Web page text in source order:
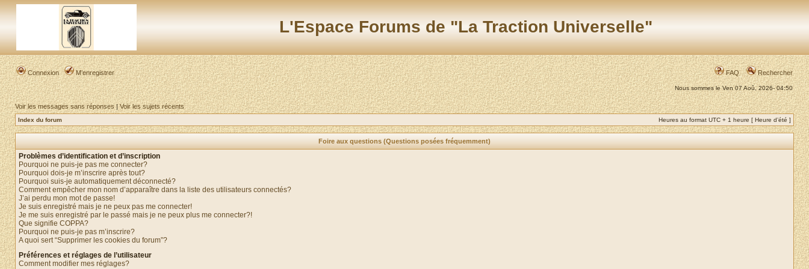
L'Espace Forums de "La Traction Universelle"
Connexion M’enregistrer FAQ Rechercher
Nous sommes le Ven 07 Aoû, 2026- 04:50
Voir les messages sans réponses|Voir les sujets récents
Index du forum Heures au format UTC + 1 heure [ Heure d’été ]
Foire aux questions (Questions posées fréquemment)
Problèmes d’identification et d’inscription
Pourquoi ne puis-je pas me connecter?
Pourquoi dois-je m’inscrire après tout?
Pourquoi suis-je automatiquement déconnecté?
Comment empêcher mon nom d’apparaître dans la liste des utilisateurs connectés?
J’ai perdu mon mot de passe!
Je suis enregistré mais je ne peux pas me connecter!
Je me suis enregistré par le passé mais je ne peux plus me connecter?!
Que signifie COPPA?
Pourquoi ne puis-je pas m’inscrire?
A quoi sert “Supprimer les cookies du forum”?
Préférences et réglages de l’utilisateur
Comment modifier mes réglages?